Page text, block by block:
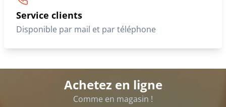
Service clients
Disponible par mail et par téléphone
Achetez en ligne
Comme en magasin !